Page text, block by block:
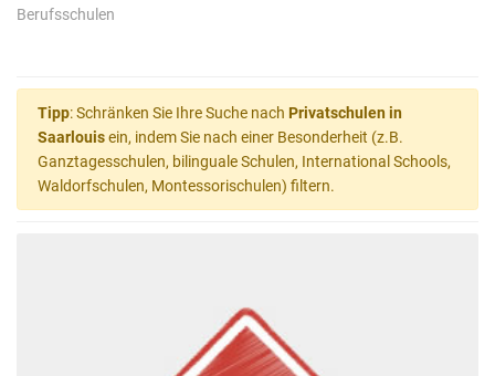
Berufsschulen
Tipp: Schränken Sie Ihre Suche nach Privatschulen in
Saarlouisein, indem Sie nach einer Besonderheit (z.B.
Ganztagesschulen, bilinguale Schulen, International Schools,
Waldorfschulen, Montessorischulen) filtern.